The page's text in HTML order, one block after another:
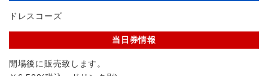
ドレスコーズ
当日券情報
開場後に販売致します。